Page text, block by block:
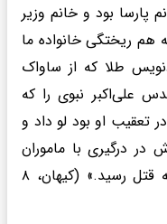
بود و خانم وزیر
هم ریختگی خانواده ما
طلا که از ساواک
علی‌اکبر نبوی را که
تعقیب او بود لو داد و
درگیری با ماموران
ساواک در پشت بیمارستان فارابی به قتل رسید.» (کیهان، ۸